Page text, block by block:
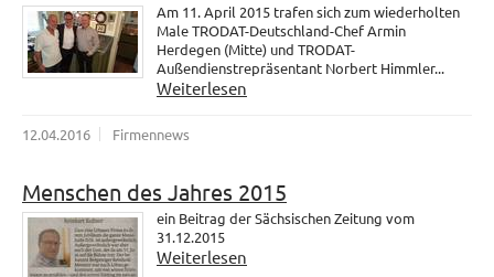
Am 11. April 2015 trafen sich zum wiederholten
Male TRODAT-Deutschland-Chef Armin
Herdegen (Mitte) und TRODAT-
Außendienstrepräsentant Norbert Himmler...
Weiterlesen
12.04.2016 Firmennews
Menschen des Jahres 2015
ein Beitrag der Sächsischen Zeitung vom
31.12.2015
Weiterlesen